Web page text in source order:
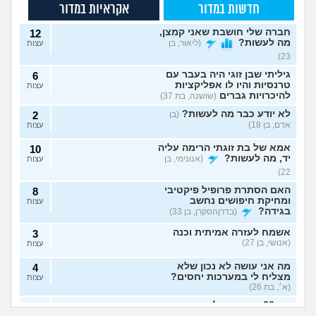
חדשות במדור אקראיות במדור
חברה שלי חושבת שאני קמצן,
מה לעשות?
(ליאור, בן
23)
12
עצות
גיליתי שבן זוגי היה בעבר עם
טרנסיות והיו לו אפליקציות
להיכרויות גברים (שושנה, בת 37)
6
עצות
לא יודע כבר מה לעשות? (בן
אדם, בן 18)
2
עצות
אמא של בת זוגתי הרימה עליה
יד, מה לעשות?
(אנונימי, בן
22)
10
עצות
האם הסתרת פרופיל פיקטיבי
ומחיקת חיפושים נחשב
בגידה?
(בדרןהסקרן, בן 33)
8
עצות
אשמח לעזרה אמיתית וכנה
(אנושי, בן 27)
3
עצות
מה אני עושה לא נכון שלא
מצליח לי במערכות יחסים?
(א׳, בת 26)
4
עצות
בת 28 ואף פעם לא הייתי
6
אבא של בעלי מסתכל
האם להתגרש בשביל